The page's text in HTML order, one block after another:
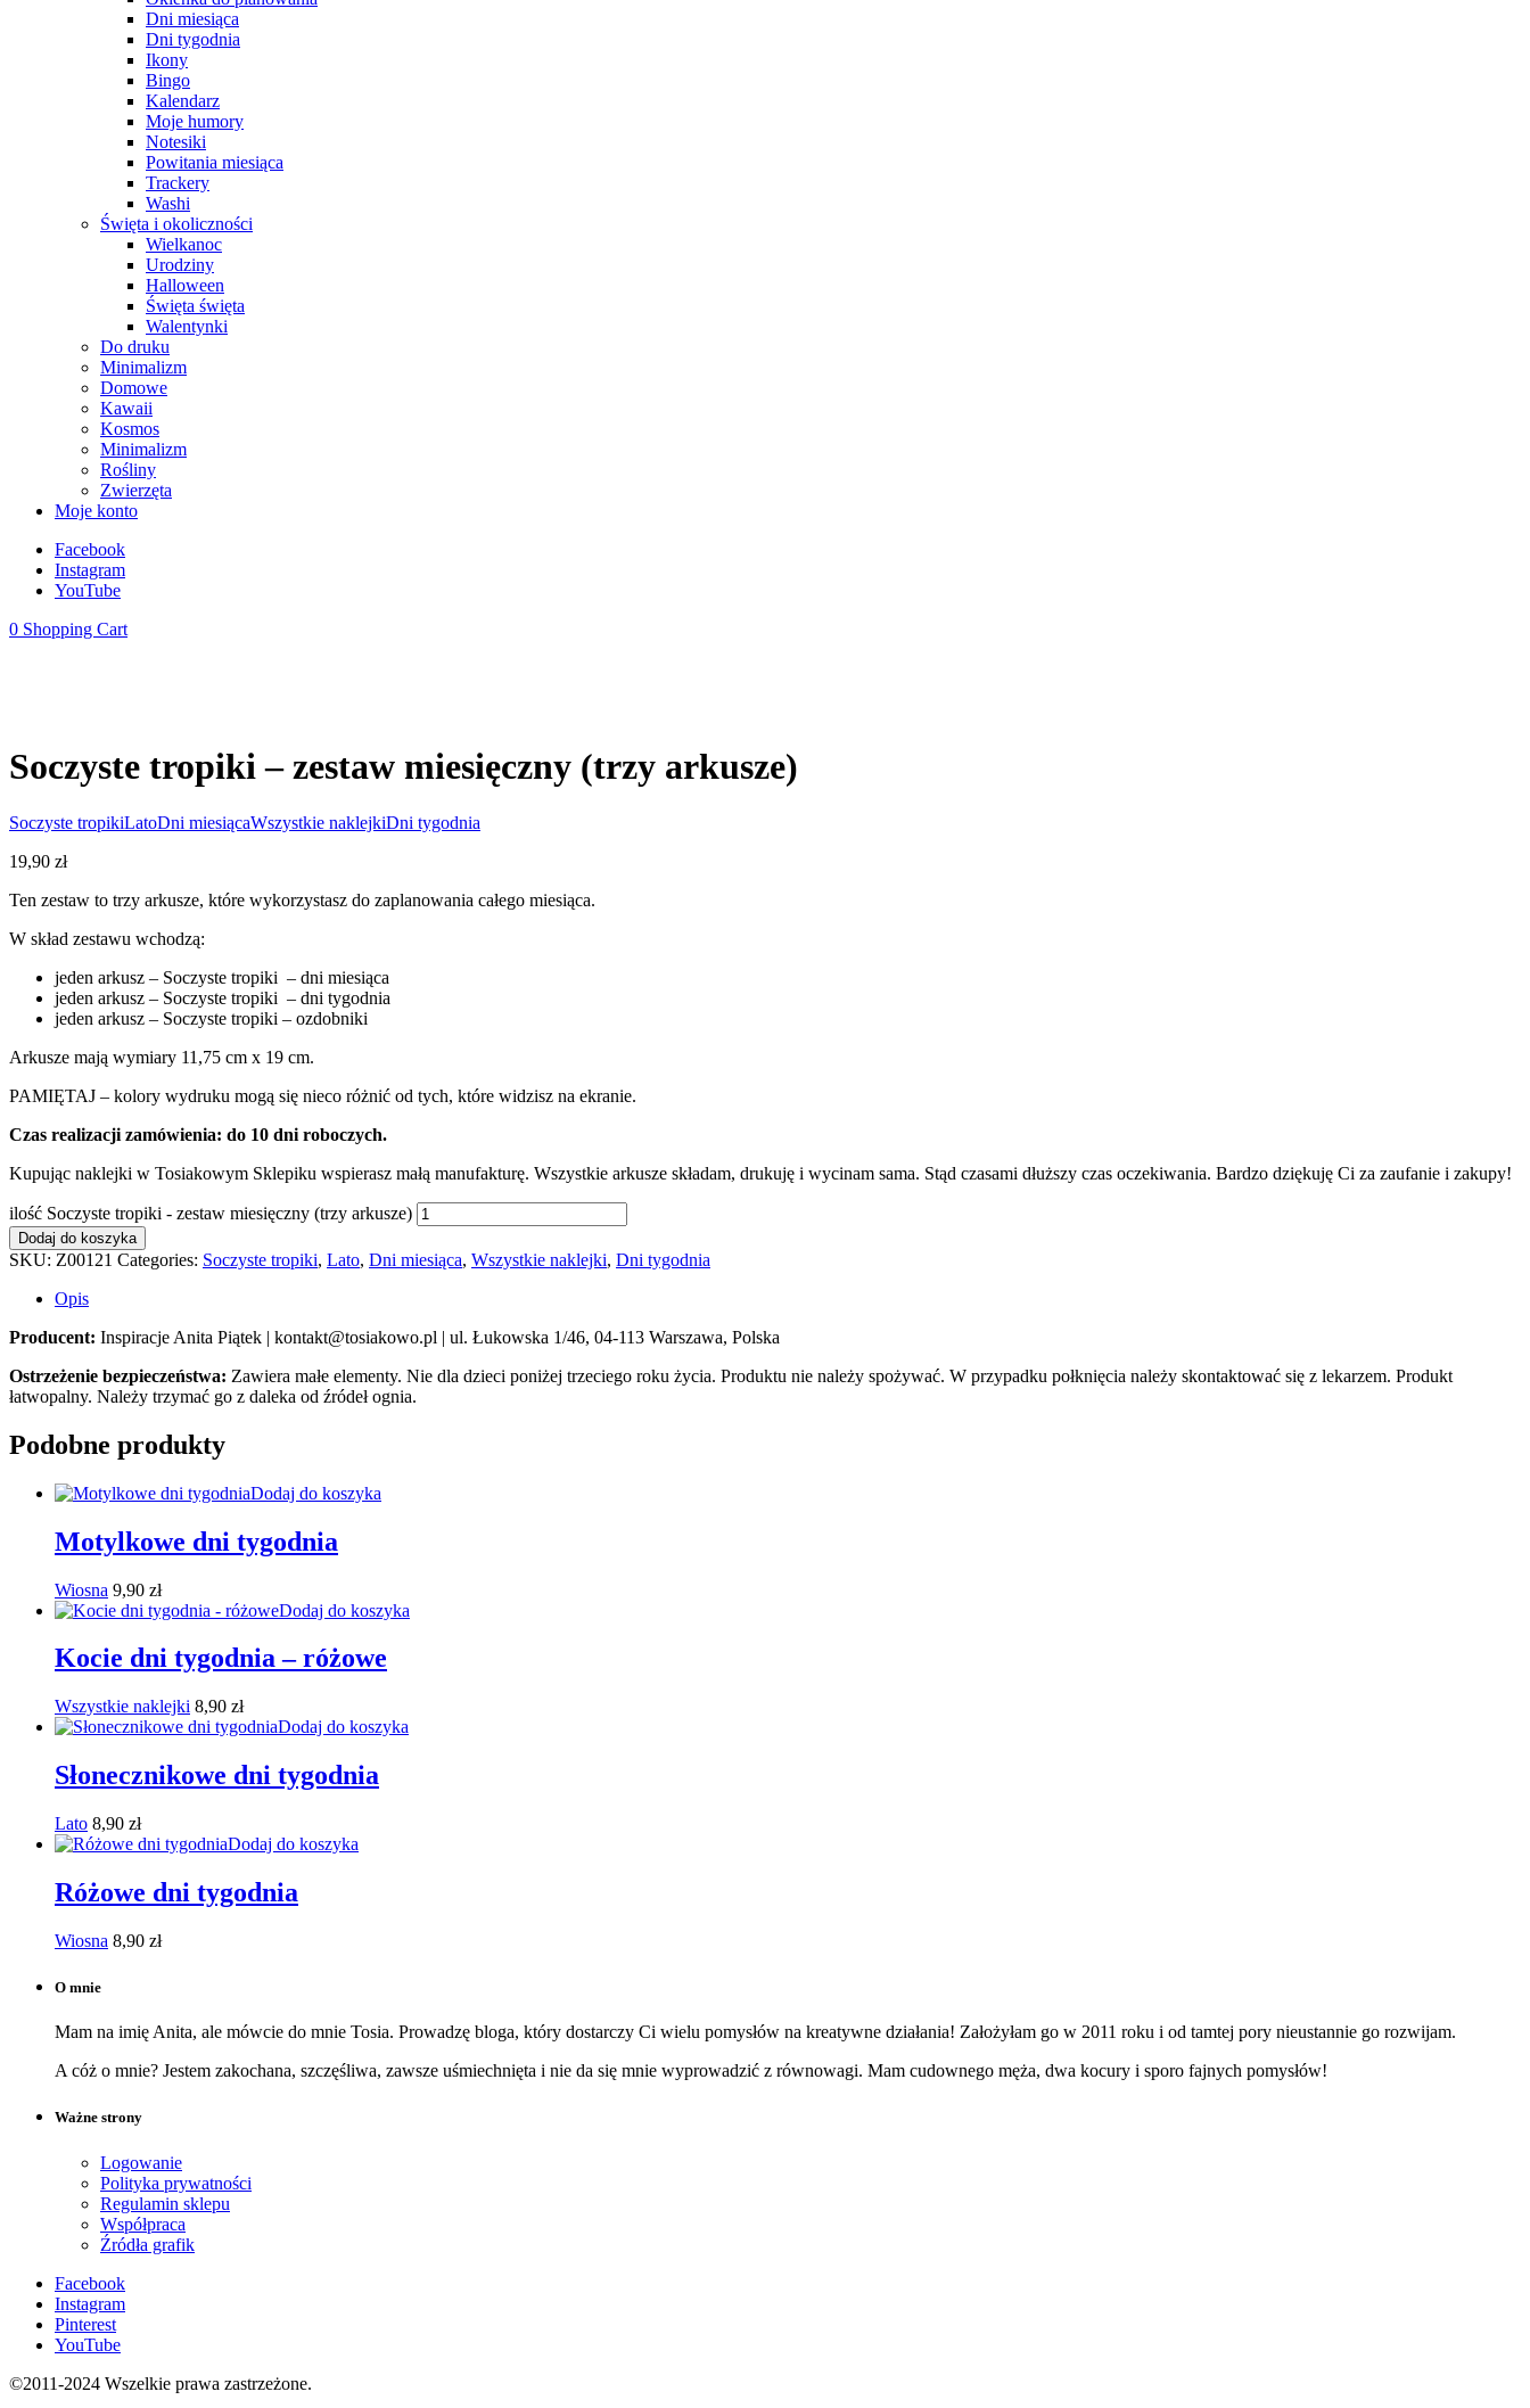
Dni miesiąca
Dni tygodnia
Ikony
Bingo
Kalendarz
Moje humory
Notesiki
Powitania miesiąca
Trackery
Washi
Święta i okoliczności
Wielkanoc
Urodziny
Halloween
Święta święta
Walentynki
Do druku
Minimalizm
Domowe
Kawaii
Kosmos
Minimalizm
Rośliny
Zwierzęta
Moje konto
Facebook
Instagram
YouTube
0 Shopping Cart
Soczyste tropiki – zestaw miesięczny (trzy arkusze)
Soczyste tropikiLatoDni miesiącaWszystkie naklejkiDni tygodnia
19,90 zł
Ten zestaw to trzy arkusze, które wykorzystasz do zaplanowania całego miesiąca.
W skład zestawu wchodzą:
jeden arkusz – Soczyste tropiki – dni miesiąca
jeden arkusz – Soczyste tropiki – dni tygodnia
jeden arkusz – Soczyste tropiki – ozdobniki
Arkusze mają wymiary 11,75 cm x 19 cm.
PAMIĘTAJ – kolory wydruku mogą się nieco różnić od tych, które widzisz na ekranie.
Czas realizacji zamówienia: do 10 dni roboczych.
Kupując naklejki w Tosiakowym Sklepiku wspierasz małą manufakturę. Wszystkie arkusze składam, drukuję i wycinam sama. Stąd czasami dłuższy czas oczekiwania. Bardzo dziękuję Ci za zaufanie i zakupy!
ilość Soczyste tropiki - zestaw miesięczny (trzy arkusze)
Dodaj do koszyka
SKU: Z00121 Categories: Soczyste tropiki, Lato, Dni miesiąca, Wszystkie naklejki, Dni tygodnia
Opis
Producent: Inspiracje Anita Piątek | kontakt@tosiakowo.pl | ul. Łukowska 1/46, 04-113 Warszawa, Polska
Ostrzeżenie bezpieczeństwa: Zawiera małe elementy. Nie dla dzieci poniżej trzeciego roku życia. Produktu nie należy spożywać. W przypadku połknięcia należy skontaktować się z lekarzem. Produkt
łatwopalny. Należy trzymać go z daleka od źródeł ognia.
Podobne produkty
Dodaj do koszyka
Motylkowe dni tygodnia
Wiosna 9,90 zł
Dodaj do koszyka
Kocie dni tygodnia – różowe
Wszystkie naklejki 8,90 zł
Dodaj do koszyka
Słonecznikowe dni tygodnia
Lato 8,90 zł
Dodaj do koszyka
Różowe dni tygodnia
Wiosna 8,90 zł
O mnie
Mam na imię Anita, ale mówcie do mnie Tosia. Prowadzę bloga, który dostarczy Ci wielu pomysłów na kreatywne działania! Założyłam go w 2011 roku i od tamtej pory nieustannie go rozwijam.
A cóż o mnie? Jestem zakochana, szczęśliwa, zawsze uśmiechnięta i nie da się mnie wyprowadzić z równowagi. Mam cudownego męża, dwa kocury i sporo fajnych pomysłów!
Ważne strony
Logowanie
Polityka prywatności
Regulamin sklepu
Współpraca
Źródła grafik
Facebook
Instagram
Pinterest
YouTube
©2011-2024 Wszelkie prawa zastrzeżone.